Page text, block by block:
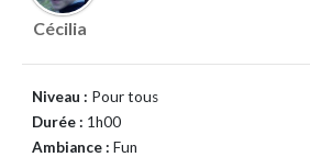
Cécilia
Niveau : Pour tous
Durée : 1h00
Ambiance : Fun